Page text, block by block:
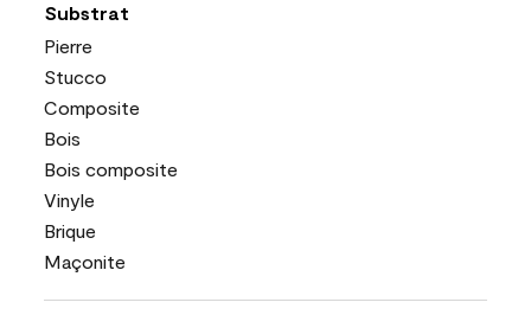
Substrat
Pierre
Stucco
Composite
Bois
Bois composite
Vinyle
Brique
Maçonite